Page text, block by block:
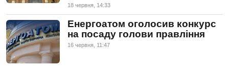
18 червня, 14:33
Енергоатом оголосив конкурс
на посаду голови правління
16 червня, 11:47